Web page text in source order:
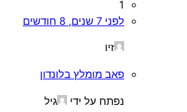
1
לפני 7 שנים, 8 חודשים
זיו
פאב מומלץ בלונדון
נפתח על ידי גיל